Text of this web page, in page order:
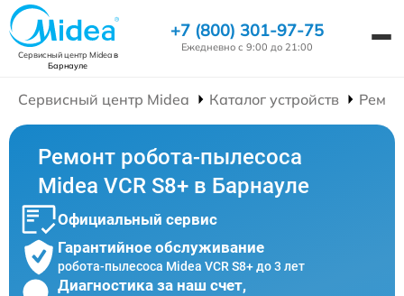
Сервисный центр Mideaв
Барнауле
+7 (800) 301-97-75
Ежедневно с 9:00 до 21:00
Сервисный центр Midea Каталог устройств
Ремонт робота-пылесоса
Midea VCR S8+ в Барнауле
Официальный сервис
Гарантийное обслуживание
робота-пылесоса Midea VCR S8+ до 3 лет
Диагностика за наш счет,